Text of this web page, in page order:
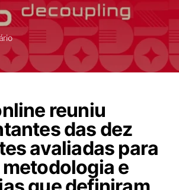
reuniu
das dez
avaliadas para
e